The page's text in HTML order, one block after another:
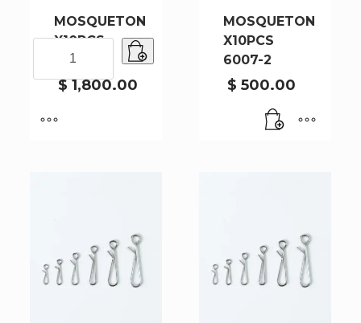
MOSQUETON
X10PCS
2022-2
$1,800.00
X10PCS
2022-
cantidad
MOSQUETON
X10PCS
6007-2
$ 500.00